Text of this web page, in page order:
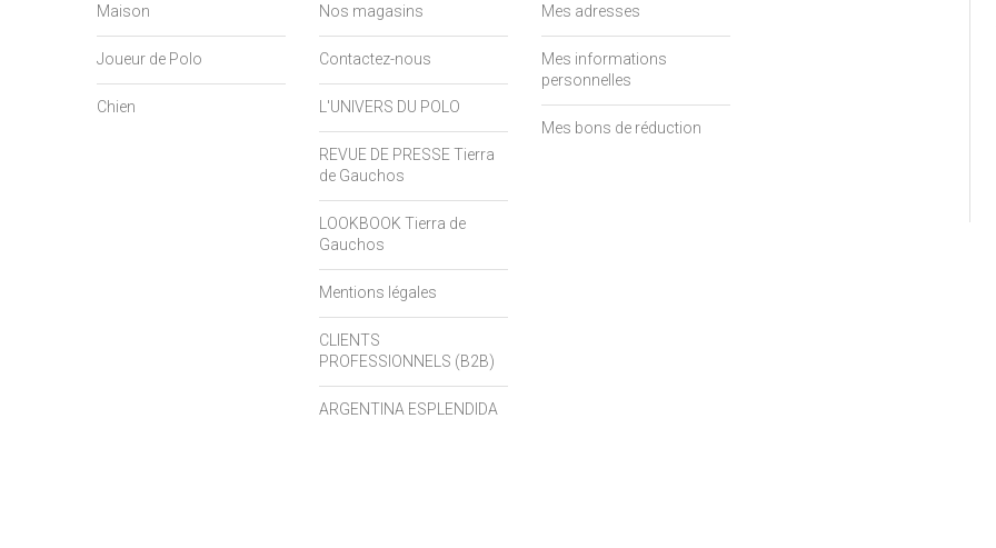
Maison
Joueur de Polo
Chien
Nos magasins
Contactez-nous
L'UNIVERS DU POLO
REVUE DE PRESSE Tierra
de Gauchos
LOOKBOOK Tierra de
Gauchos
Mentions légales
CLIENTS
PROFESSIONNELS (B2B)
ARGENTINA ESPLENDIDA
Mes adresses
Mes informations
personnelles
Mes bons de réduction